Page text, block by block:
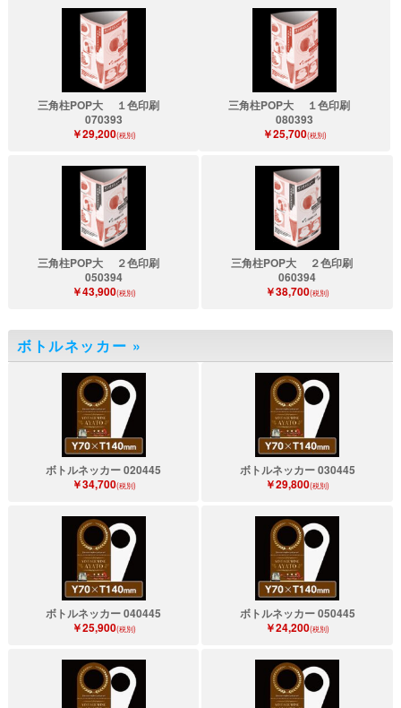
三角柱POP大 １色印刷
070393
￥29,200(税別)
三角柱POP大 １色印刷
080393
￥25,700(税別)
三角柱POP大 ２色印刷
050394
￥43,900(税別)
三角柱POP大 ２色印刷
060394
￥38,700(税別)
ボトルネッカー »
ボトルネッカー 020445
￥34,700(税別)
ボトルネッカー 030445
￥29,800(税別)
ボトルネッカー 040445
￥25,900(税別)
ボトルネッカー 050445
￥24,200(税別)